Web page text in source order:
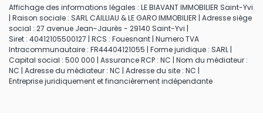
Affichage des informations légales : LE BIAVANT IMMOBILIER Saint-Yvi
| Raison sociale : SARL CAILLIAU & LE GARO IMMOBILIER | Adresse siège
social : 27 avenue Jean-Jaurès - 29140 Saint-Yvi |
Siret : 40412105500127 | RCS : Fouesnant | Numero TVA
Intracommunautaire : FR44404121055 | Forme juridique : SARL |
Capital social : 500 000 | Assurance RCP : NC | Nom du médiateur :
NC | Adresse du médiateur : NC | Adresse du site : NC |
Entreprise juridiquement et financièrement indépendante